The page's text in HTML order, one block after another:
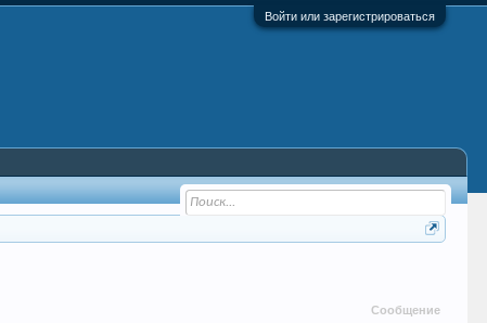
Войти или зарегистрироваться
Сообщение